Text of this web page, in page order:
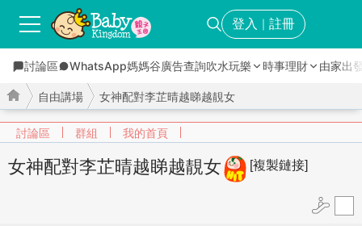
登入 ｜ 註冊
討論區 WhatsApp媽媽谷廣告查詢吹水玩樂 時事理財 由家出
討論區 群組 我的首頁
自由講場 女神配對李芷晴越睇越靚女
女神配對李芷晴越睇越靚女 [複製鏈接]